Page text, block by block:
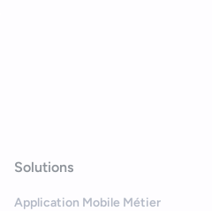
Solutions
Application Mobile Métier